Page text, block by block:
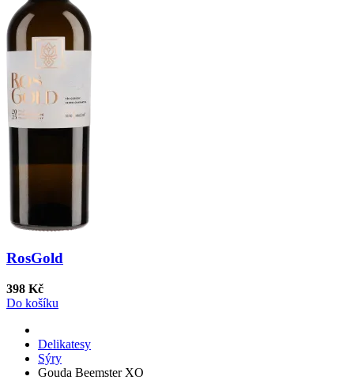
RosGold
398 Kč
Do košíku
Delikatesy
Sýry
Gouda Beemster XO